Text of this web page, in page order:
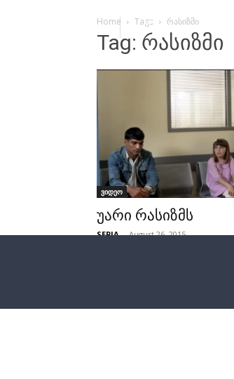
Home Tags რასიზმი
Tag: რასიზმი
ვიდეო
უარი რასიზმს
SEPIA - August 26, 2015